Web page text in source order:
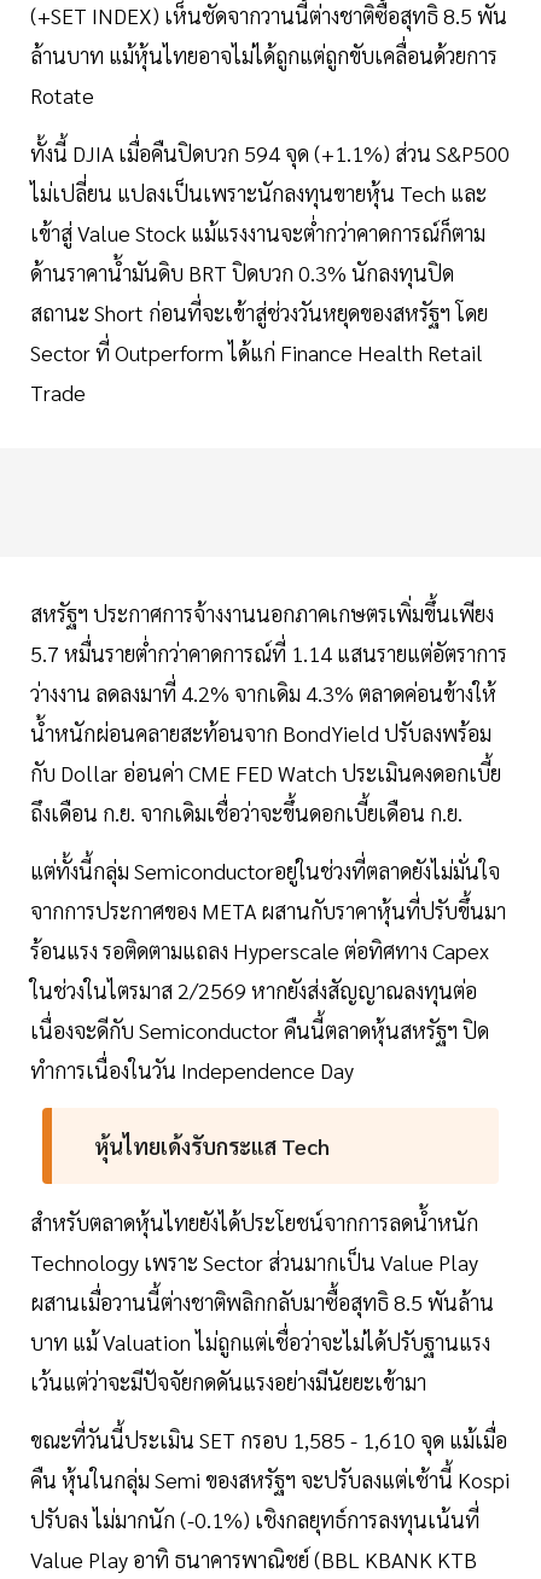
(+SET INDEX) เห็นชัดจากวานนี้ต่างชาติซื้อสุทธิ 8.5 พัน
ล้านบาท แม้หุ้นไทยอาจไม่ได้ถูกแต่ถูกขับเคลื่อนด้วยการ
Rotate
ทั้งนี้ DJIA เมื่อคืนปิดบวก 594 จุด (+1.1%) ส่วน S&P500
ไม่เปลี่ยน แปลงเป็นเพราะนักลงทุนขายหุ้น Tech และ
เข้าสู่ Value Stock แม้แรงงานจะต่ำกว่าคาดการณ์ก็ตาม
ด้านราคาน้ำมันดิบ BRT ปิดบวก 0.3% นักลงทุนปิด
สถานะ Short ก่อนที่จะเข้าสู่ช่วงวันหยุดของสหรัฐฯ โดย
Sector ที่ Outperform ได้แก่ Finance Health Retail
Trade
สหรัฐฯ ประกาศการจ้างงานนอกภาคเกษตรเพิ่มขึ้นเพียง
5.7 หมื่นรายต่ำกว่าคาดการณ์ที่ 1.14 แสนรายแต่อัตราการ
ว่างงาน ลดลงมาที่ 4.2% จากเดิม 4.3% ตลาดค่อนข้างให้
น้ำหนักผ่อนคลายสะท้อนจาก BondYield ปรับลงพร้อม
กับ Dollar อ่อนค่า CME FED Watch ประเมินคงดอกเบี้ย
ถึงเดือน ก.ย. จากเดิมเชื่อว่าจะขึ้นดอกเบี้ยเดือน ก.ย.
แต่ทั้งนี้กลุ่ม Semiconductorอยู่ในช่วงที่ตลาดยังไม่มั่นใจ
จากการประกาศของ META ผสานกับราคาหุ้นที่ปรับขึ้นมา
ร้อนแรง รอติดตามแถลง Hyperscale ต่อทิศทาง Capex
ในช่วงในไตรมาส 2/2569 หากยังส่งสัญญาณลงทุนต่อ
เนื่องจะดีกับ Semiconductor คืนนี้ตลาดหุ้นสหรัฐฯ ปิด
ทำการเนื่องในวัน Independence Day
หุ้นไทยเด้งรับกระแส Tech
สำหรับตลาดหุ้นไทยยังได้ประโยชน์จากการลดน้ำหนัก
Technology เพราะ Sector ส่วนมากเป็น Value Play
ผสานเมื่อวานนี้ต่างชาติพลิกกลับมาซื้อสุทธิ 8.5 พันล้าน
บาท แม้ Valuation ไม่ถูกแต่เชื่อว่าจะไม่ได้ปรับฐานแรง
เว้นแต่ว่าจะมีปัจจัยกดดันแรงอย่างมีนัยยะเข้ามา
ขณะที่วันนี้ประเมิน SET กรอบ 1,585 - 1,610 จุด แม้เมื่อ
คืน หุ้นในกลุ่ม Semi ของสหรัฐฯ จะปรับลงแต่เช้านี้ Kospi
ปรับลง ไม่มากนัก (-0.1%) เชิงกลยุทธ์การลงทุนเน้นที่
Value Play อาทิ ธนาคารพาณิชย์ (BBL KBANK KTB